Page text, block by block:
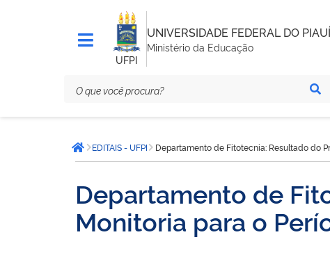
UFPI
UNIVERSIDADE FEDERAL DO PIAUÍ
Ministério da Educação
está
aqui:Página inicial
EDITAIS - UFPI Departamento de Fitotecnia: Resultado do
Departamento de
Monitoria para o